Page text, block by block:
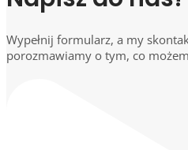
Wypełnij formularz, a my
porozmawiamy o tym, co